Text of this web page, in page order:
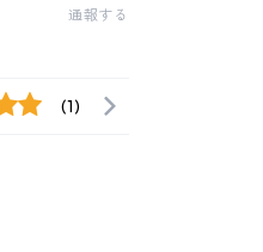
通報する
(1)